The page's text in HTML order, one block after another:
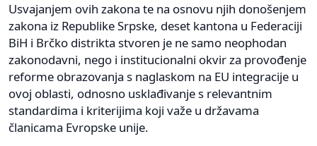
Usvajanjem ovih zakona te na osnovu njih donošenjem
zakona iz Republike Srpske, deset kantona u Federaciji
BiH i Brčko distrikta stvoren je ne samo neophodan
zakonodavni, nego i institucionalni okvir za provođenje
reforme obrazovanja s naglaskom na EU integracije u
ovoj oblasti, odnosno usklađivanje s relevantnim
standardima i kriterijima koji važe u državama
članicama Evropske unije.